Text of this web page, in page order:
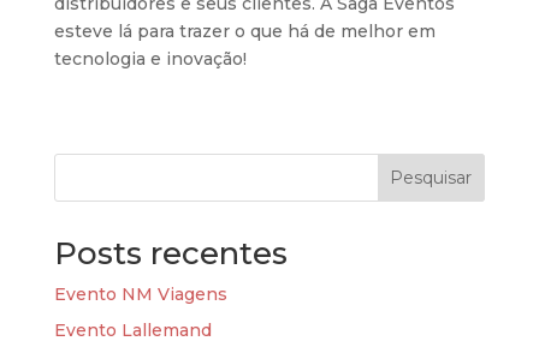
esteve lá para trazer o que há de melhor em
tecnologia e inovação!
Pesquisar
Posts recentes
Evento NM Viagens
Evento Lallemand